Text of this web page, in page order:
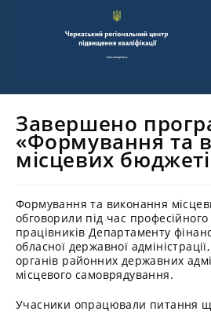
Завершено
«Формування та
місцевих
Формування та виконання
обговорили під час
працівників Департаменту
обласної державної
органів районних державних
місцевого самоврядування.
Учасники опрацювали питання